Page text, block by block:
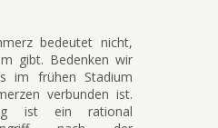
bedeutet nicht,
gibt. Bedenken wir
im frühen Stadium
verbunden ist.
ist ein rational